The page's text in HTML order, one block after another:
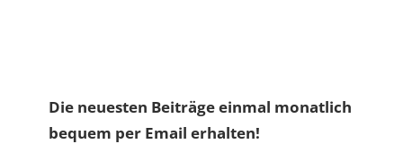
Die neuesten Beiträge einmal monatlich
bequem per Email erhalten!